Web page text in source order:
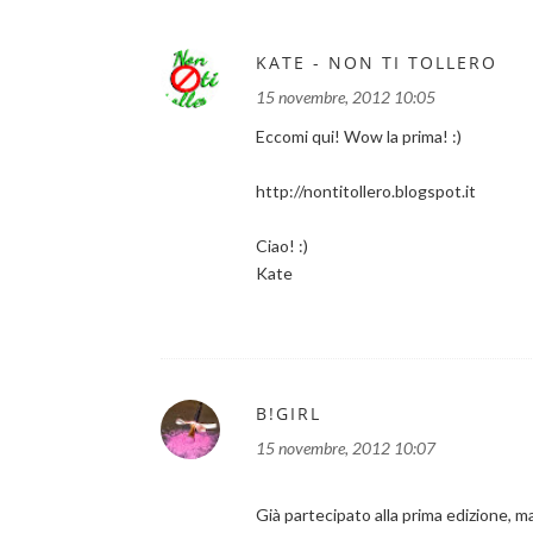
KATE - NON TI TOLLERO
15 novembre, 2012 10:05
Eccomi qui! Wow la prima! :)
http://nontitollero.blogspot.it
Ciao! :)
Kate
B!GIRL
15 novembre, 2012 10:07
Già partecipato alla prima edizione,